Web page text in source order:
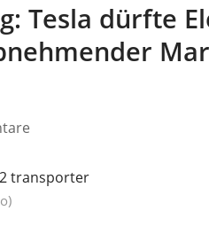
Tesla dürfte